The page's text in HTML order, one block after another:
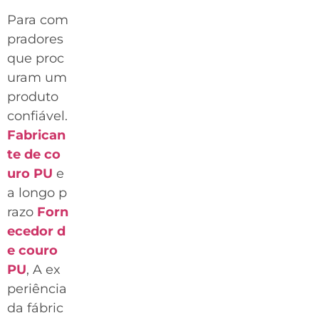
Para com
pradores
que proc
uram um
produto
confiável.
Fabrican
te de co
uro PU e
a longo p
razo Forn
ecedor d
e couro
PU, A ex
periência
da fábric